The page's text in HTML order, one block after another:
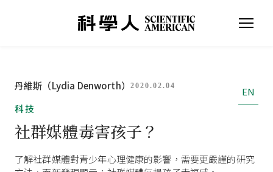
丹維斯（Lydia Denworth） 2020.02.04
EN
科技
社群媒體毒害孩子？
了解社群媒體對青少年心理健康的影響，需要更嚴謹的研究